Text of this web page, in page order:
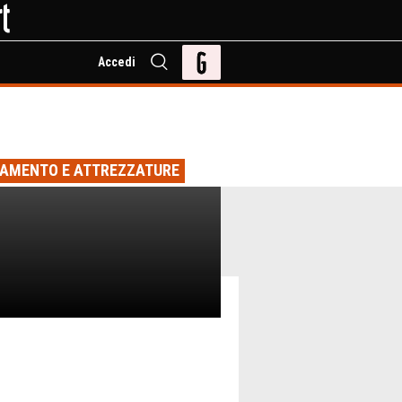
Accedi
E ATTREZZATURE